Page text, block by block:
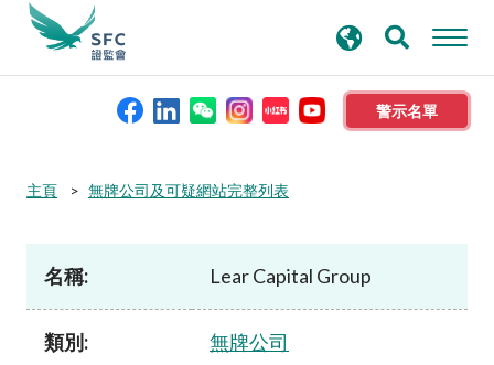
警示名單
本會簡介
規則及標準
尋
主頁 無牌公司及可疑網站完整列表
名稱: Lear Capital Group
類別: 無牌公司